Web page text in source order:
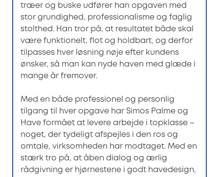
træer og buske udfører han opgaven med
stor grundighed, professionalisme og faglig
stolthed. Han tror på, at resultatet både skal
være funktionelt, flot og holdbart, og derfor
tilpasses hver løsning nøje efter kundens
ønsker, så man kan nyde haven med glæde i
mange år fremover.
Med en både professionel og personlig
tilgang til hver opgave har Simos Palme og
Have formået at levere arbejde i topklasse –
noget, der tydeligt afspejles i den ros og
omtale, virksomheden har modtaget. Med en
stærk tro på, at åben dialog og ærlig
rådgivning er hjørnestene i godt havedesign,